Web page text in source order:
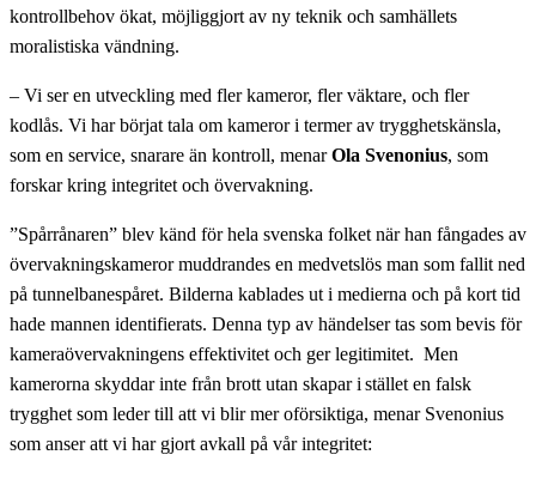
kontrollbehov ökat, möjliggjort av ny teknik och samhällets
moralistiska vändning.
– Vi ser en utveckling med fler kameror, fler väktare, och fler
kodlås. Vi har börjat tala om kameror i termer av trygghetskänsla,
som en service, snarare än kontroll, menarOla Svenonius, som
forskar kring integritet och övervakning.
”Spårrånaren” blev känd för hela svenska folket när han fångades av
övervakningskameror muddrandes en medvetslös man som fallit ned
på tunnelbanespåret. Bilderna kablades ut i medierna och på kort tid
hade mannen identifierats. Denna typ av händelser tas som bevis för
kameraövervakningens effektivitet och ger legitimitet. Men
kamerorna skyddar inte från brott utan skapar i stället en falsk
trygghet som leder till att vi blir mer oförsiktiga, menar Svenonius
som anser att vi har gjort avkall på vår integritet: